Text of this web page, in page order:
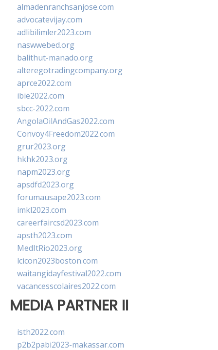
almadenranchsanjose.com
advocatevijay.com
adlibilimler2023.com
naswwebed.org
balithut-manado.org
alteregotradingcompany.org
aprce2022.com
ibie2022.com
sbcc-2022.com
AngolaOilAndGas2022.com
Convoy4Freedom2022.com
grur2023.org
hkhk2023.org
napm2023.org
apsdfd2023.org
forumausape2023.com
imkl2023.com
careerfaircsd2023.com
apsth2023.com
MedItRio2023.org
lcicon2023boston.com
waitangidayfestival2022.com
vacancesscolaires2022.com
MEDIA PARTNER II
isth2022.com
p2b2pabi2023-makassar.com